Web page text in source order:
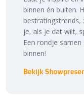
binnen én buiten.
bestratingstrends,
je, als je dat wilt,
Een rondje
binnen!
Bekijk